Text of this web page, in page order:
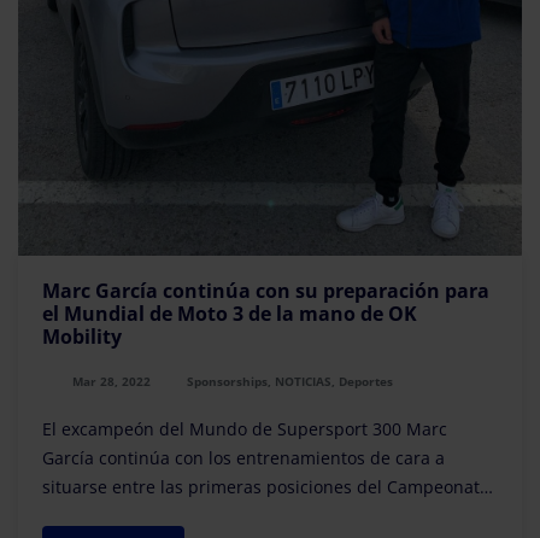
Marc García continúa con su preparación para
el Mundial de Moto 3 de la mano de OK
Mobility
Mar 28, 2022 Sponsorships, NOTICIAS, Deportes
El excampeón del Mundo de Supersport 300 Marc
García continúa con los entrenamientos de cara a
situarse entre las primeras posiciones del Campeonato